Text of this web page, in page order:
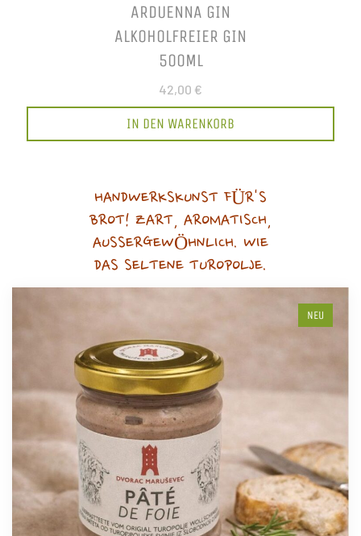
ARDUENNA GIN
ALKOHOLFREIER GIN
500ML
42,00 €
IN DEN WARENKORB
HANDWERKSKUNST FÜR'S
BROT! ZART, AROMATISCH,
AUSSERGEWÖHNLICH. WIE
DAS SELTENE TUROPOLJE.
NEU